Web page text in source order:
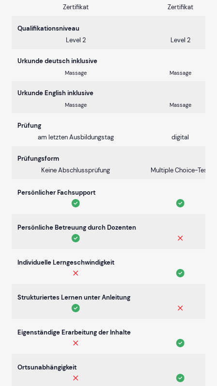
Zertifikat Zertifikat
Qualifikationsniveau
Level 2
Level 2
Urkunde deutsch inklusive
Massage Massage
Urkunde English inklusive
Massage Massage
Prüfung
am letzten Ausbildungstag
digital
Prüfungsform
Keine Abschlussprüfung
Multiple Choice-Test
Persönlicher Fachsupport
Persönliche Betreuung durch Dozenten
Individuelle Lerngeschwindigkeit
Strukturiertes Lernen unter Anleitung
Eigenständige Erarbeitung der Inhalte
Ortsunabhängigkeit